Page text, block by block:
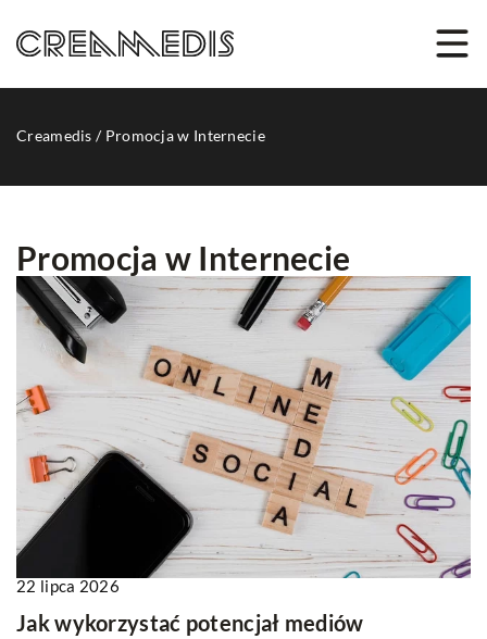
Creamedis / Promocja w Internecie
Promocja w Internecie
22 lipca 2026
Jak wykorzystać potencjał mediów